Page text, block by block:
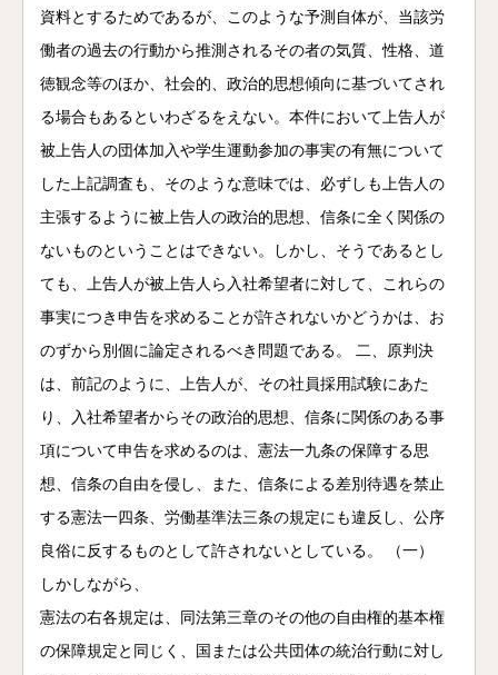
資料とするためであるが、このような予測自体が、当該労
働者の過去の行動から推測されるその者の気質、性格、道
徳観念等のほか、社会的、政治的思想傾向に基づいてされ
る場合もあるといわざるをえない。本件において上告人が
被上告人の団体加入や学生運動参加の事実の有無について
した上記調査も、そのような意味では、必ずしも上告人の
主張するように被上告人の政治的思想、信条に全く関係の
ないものということはできない。しかし、そうであるとし
ても、上告人が被上告人ら入社希望者に対して、これらの
事実につき申告を求めることが許されないかどうかは、お
のずから別個に論定されるべき問題である。 二、原判決
は、前記のように、上告人が、その社員採用試験にあた
り、入社希望者からその政治的思想、信条に関係のある事
項について申告を求めるのは、憲法一九条の保障する思
想、信条の自由を侵し、また、信条による差別待遇を禁止
する憲法一四条、労働基準法三条の規定にも違反し、公序
良俗に反するものとして許されないとしている。 （一）
しかしながら、
憲法の右各規定は、同法第三章のその他の自由権的基本権
の保障規定と同じく、国または公共団体の統治行動に対し